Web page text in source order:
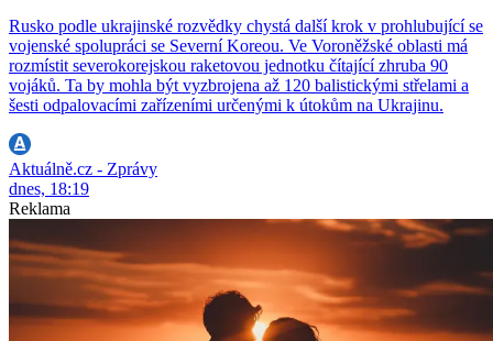
Rusko podle ukrajinské rozvědky chystá další krok v prohlubující se
vojenské spolupráci se Severní Koreou. Ve Voroněžské oblasti má
rozmístit severokorejskou raketovou jednotku čítající zhruba 90
vojáků. Ta by mohla být vyzbrojena až 120 balistickými střelami a
šesti odpalovacími zařízeními určenými k útokům na Ukrajinu.
Aktuálně.cz - Zprávy
dnes, 18:19
Reklama